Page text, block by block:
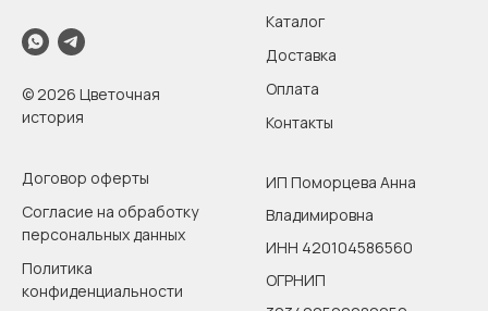
© 2026 Цветочная
история
Каталог
Доставка
Оплата
Контакты
Договор оферты
Согласие на обработку
персональных данных
Политика
конфиденциальности
ИП Поморцева Анна
Владимировна
ИНН 420104586560
ОГРНИП